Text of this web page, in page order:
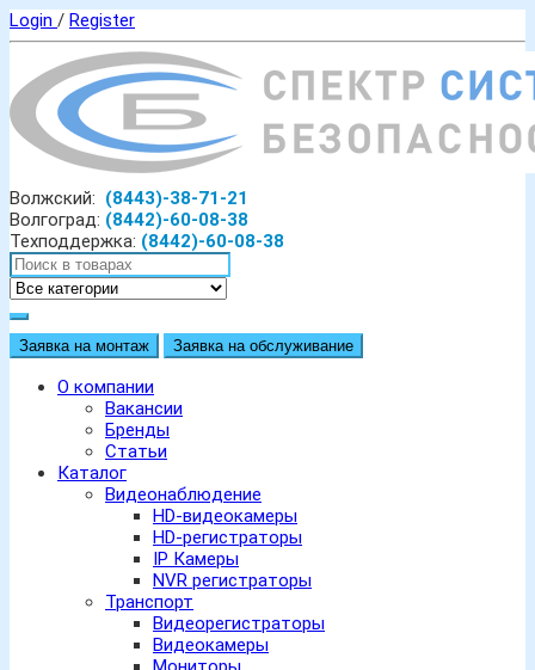
Login / Register
Волжский: (8443)-38-71-21
Волгоград: (8442)-60-08-38
Техподдержка: (8442)-60-08-38
Заявка на монтаж Заявка на обслуживание
О компании
Вакансии
Бренды
Статьи
Каталог
Видеонаблюдение
HD-видеокамеры
HD-регистраторы
IP Камеры
NVR регистраторы
Транспорт
Видеорегистраторы
Видеокамеры